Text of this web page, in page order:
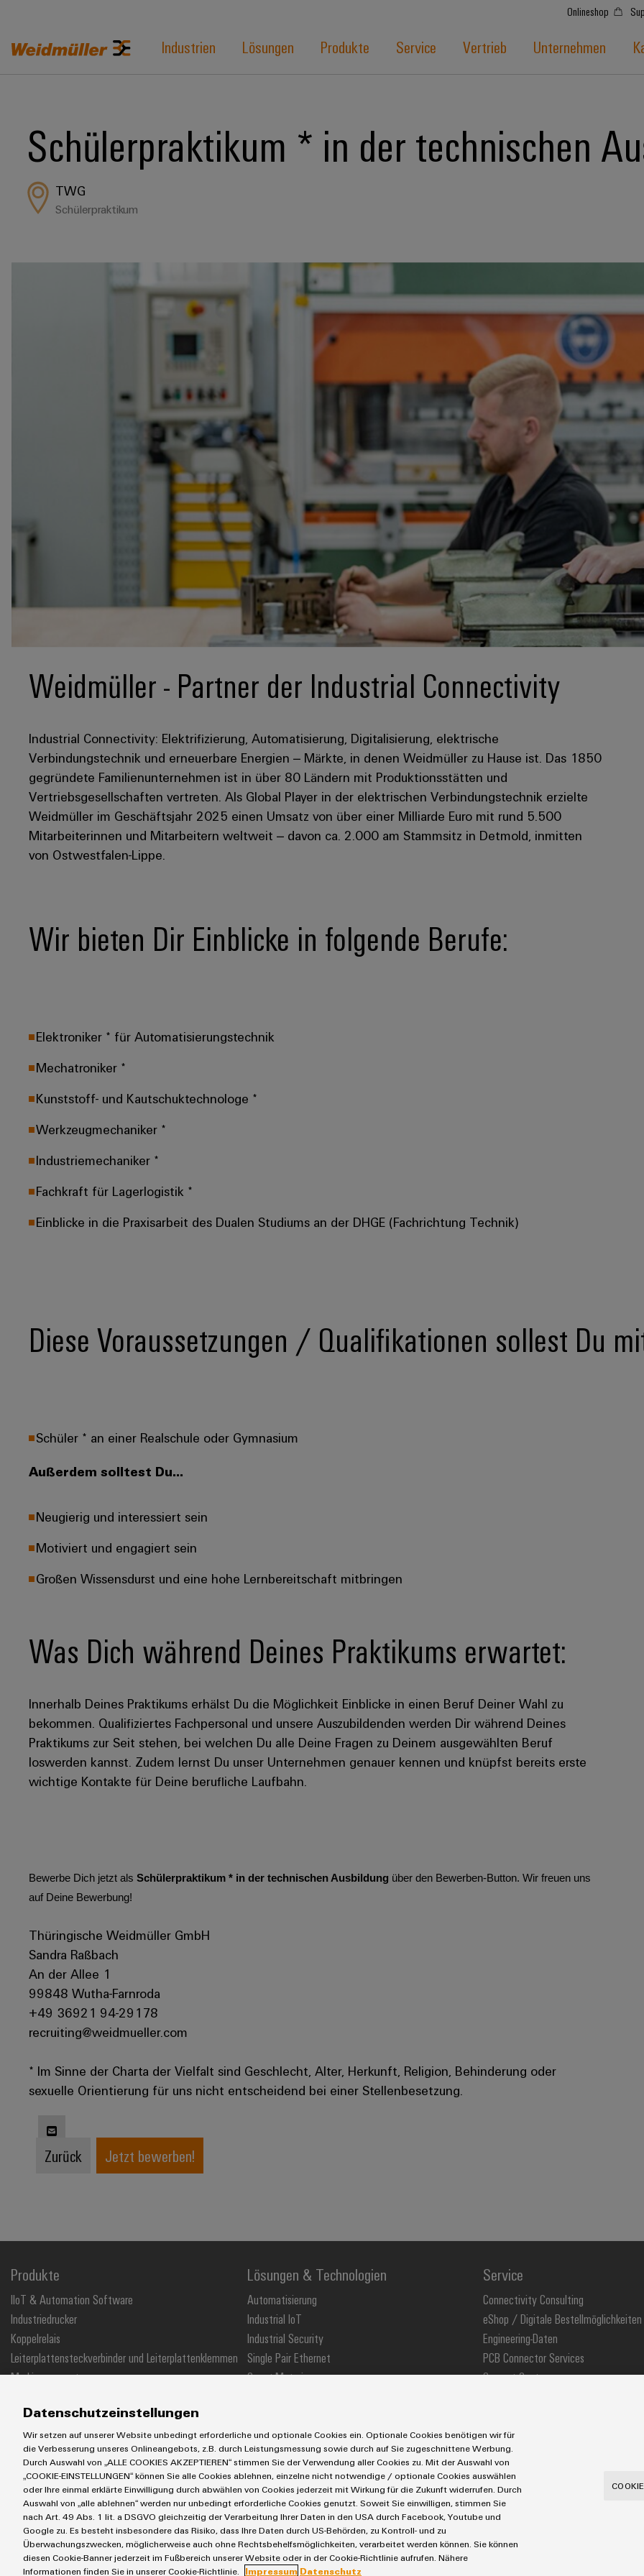
Onlineshop
Industrien Lösungen Produkte Service Vertrieb Unternehmen
Schülerpraktikum * in der technischen
TWG
Schülerpraktikum
Weidmüller - Partner der Industrial Connectivity
Industrial Connectivity: Elektrifizierung, Automatisierung, Digitalisierung, elektrische
Verbindungstechnik und erneuerbare Energien – Märkte, in denen Weidmüller zu Hause ist. Das 1850
gegründete Familienunternehmen ist in über 80 Ländern mit Produktionsstätten und
Vertriebsgesellschaften vertreten. Als Global Player in der elektrischen Verbindungstechnik erzielte
Weidmüller im Geschäftsjahr 2025 einen Umsatz von über einer Milliarde Euro mit rund 5.500
Mitarbeiterinnen und Mitarbeitern weltweit – davon ca. 2.000 am Stammsitz in Detmold, inmitten
von Ostwestfalen-Lippe.
Wir bieten Dir Einblicke in folgende Berufe:
Elektroniker * für Automatisierungstechnik
Mechatroniker *
Kunststoff- und Kautschuktechnologe *
Werkzeugmechaniker *
Industriemechaniker *
Fachkraft für Lagerlogistik *
Einblicke in die Praxisarbeit des Dualen Studiums an der DHGE (Fachrichtung Technik)
Diese Voraussetzungen / Qualifikationen sollest Du
Schüler * an einer Realschule oder Gymnasium
Außerdem solltest Du...
Neugierig und interessiert sein
Motiviert und engagiert sein
Großen Wissensdurst und eine hohe Lernbereitschaft mitbringen
Was Dich während Deines Praktikums erwartet:
Innerhalb Deines Praktikums erhälst Du die Möglichkeit Einblicke in einen Beruf Deiner Wahl zu
bekommen. Qualifiziertes Fachpersonal und unsere Auszubildenden werden Dir während Deines
Praktikums zur Seit stehen, bei welchen Du alle Deine Fragen zu Deinem ausgewählten Beruf
loswerden kannst. Zudem lernst Du unser Unternehmen genauer kennen und knüpfst bereits erste
wichtige Kontakte für Deine berufliche Laufbahn.
Bewerbe Dich jetzt als Schülerpraktikum * in der technischen Ausbildung über den Bewerben-Button. Wir freuen uns
auf Deine Bewerbung!
Thüringische Weidmüller GmbH
Sandra Raßbach
An der Allee 1
99848 Wutha-Farnroda
+49 36921 94-29178
recruiting@weidmueller.com
* Im Sinne der Charta der Vielfalt sind Geschlecht, Alter, Herkunft, Religion, Behinderung oder
sexuelle Orientierung für uns nicht entscheidend bei einer Stellenbesetzung.
Zurück Jetzt bewerben!
Produkte
IIoT & Automation Software
Industriedrucker
Koppelrelais
Leiterplattensteckverbinder und Leiterplattenklemmen
Markierungssysteme
Stromversorgungen
Lösungen & Technologien
Automatisierung
Industrial IoT
Industrial Security
Single Pair Ethernet
Smart Metering
Service
Connectivity Consulting
eShop / Digitale Bestellmöglichkeiten
Engineering-Daten
PCB Connector Services
Support Center
AGB Impressum Einkaufs- /Lieferanteninformationen Datenschutzerklärung Cookie Richtlinie
Cookie Einstellungen
Weidmüller GmbH & Co KG
Klingenbergstraße 26 32758 Detmold Tel.: +49 5231 14-280 Fax +49 5231 14-28116
Datenschutzeinstellungen
Wir setzen auf unserer Website unbedingt erforderliche und optionale Cookies ein. Optionale Cookies benötigen wir für
die Verbesserung unseres Onlineangebots, z.B. durch Leistungsmessung sowie durch auf Sie zugeschnittene Werbung.
Durch Auswahl von „ALLE COOKIES AKZEPTIEREN“ stimmen Sie der Verwendung aller Cookies zu. Mit der Auswahl von
„COOKIE-EINSTELLUNGEN“ können Sie alle Cookies ablehnen, einzelne nicht notwendige / optionale Cookies auswählen
oder Ihre einmal erklärte Einwilligung durch abwählen von Cookies jederzeit mit Wirkung für die Zukunft widerrufen. Durch
Auswahl von „alle ablehnen“ werden nur unbedingt erforderliche Cookies genutzt. Soweit Sie einwilligen, stimmen Sie
nach Art. 49 Abs. 1 lit. a DSGVO gleichzeitig der Verarbeitung Ihrer Daten in den USA durch Facebook, Youtube und
Google zu. Es besteht insbesondere das Risiko, dass Ihre Daten durch US-Behörden, zu Kontroll- und zu
Überwachungszwecken, möglicherweise auch ohne Rechtsbehelfsmöglichkeiten, verarbeitet werden können. Sie können
diesen Cookie-Banner jederzeit im Fußbereich unserer Website oder in der Cookie-Richtlinie aufrufen. Nähere
Informationen finden Sie in unserer Cookie-Richtlinie.
Impressum Datenschutz